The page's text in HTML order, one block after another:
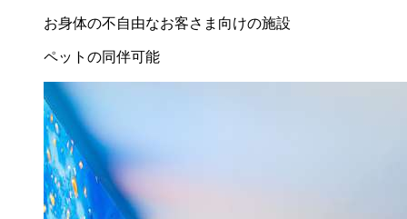
お身体の不自由なお客さま向けの施設
ペットの同伴可能